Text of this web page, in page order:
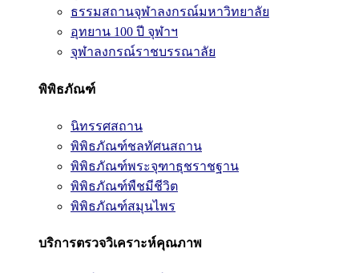
ธรรมสถานจุฬาลงกรณ์มหาวิทยาลัย
อุทยาน 100 ปี จุฬาฯ
จุฬาลงกรณ์ราชบรรณาลัย
พิพิธภัณฑ์
นิทรรศสถาน
พิพิธภัณฑ์ชลทัศนสถาน
พิพิธภัณฑ์พระจุฑาธุชราชฐาน
พิพิธภัณฑ์พืชมีชีวิต
พิพิธภัณฑ์สมุนไพร
บริการตรวจวิเคราะห์คุณภาพ